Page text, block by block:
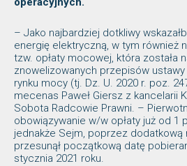
– Jako najbardziej dotkliwy
energię elektryczną, w tym również
tzw. opłaty mocowej, która została
znowelizowanych przepisów ustawy
rynku mocy (tj. Dz. U. 2020 r. poz.
mecenas Paweł Giersz z kancelarii
Sobota Radcowie Prawni. –
obowiązywanie w/w opłaty już od 1
jednakże Sejm, poprzez dodatkową
przesunął początkową datę
stycznia 2021 roku.